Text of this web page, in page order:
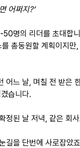
어쩌지?’
명의 리더를 초대합
총동원할 계획이지
어느 날, 며칠 전 받은
습니다.
정된 날 저녁, 같은 회
길을 단번에 사로잡았